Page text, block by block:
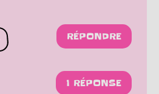
les réactions
RÉPONDRE
1 RÉPONSE